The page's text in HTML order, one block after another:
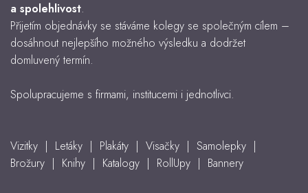
a spolehlivost.
Přijetím objednávky se stáváme kolegy se společným cílem –
dosáhnout nejlepšího možného výsledku a dodržet
domluvený termín.
Spolupracujeme s firmami, institucemi i jednotlivci.
Vizitky | Letáky | Plakáty | Visačky | Samolepky |
Brožury | Knihy | Katalogy | RollUpy | Bannery